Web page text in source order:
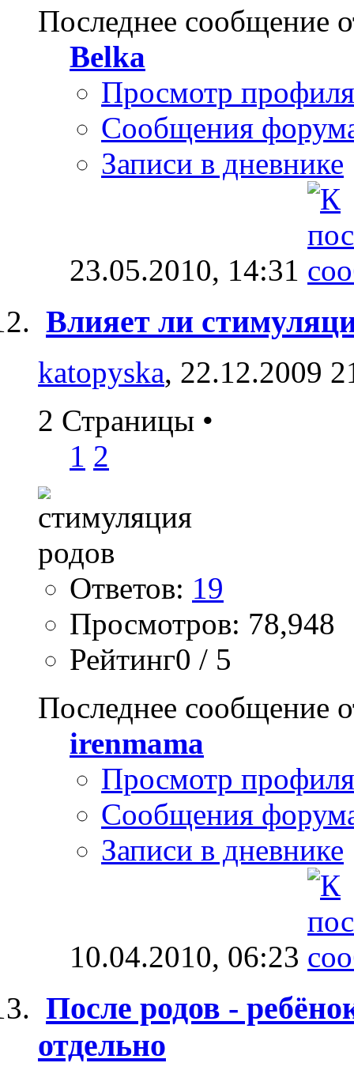
Последнее сообщение
Belka
Просмотр профиля
Сообщения
Записи в дневнике
23.05.2010, 14:31
Влияет ли
katopyska, 22.12.2009
2 Страницы •
1 2
Ответов: 19
Просмотров: 78,948
Рейтинг0 / 5
Последнее сообщение
irenmama
Просмотр профиля
Сообщения
Записи в дневнике
10.04.2010, 06:23
После родов -
отдельно